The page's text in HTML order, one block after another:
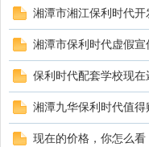
湘潭市湘江保利时代
湘潭市保利时代虚假
保利时代配套学校现
湘潭九华保利时代值得
现在的价格，你怎么看